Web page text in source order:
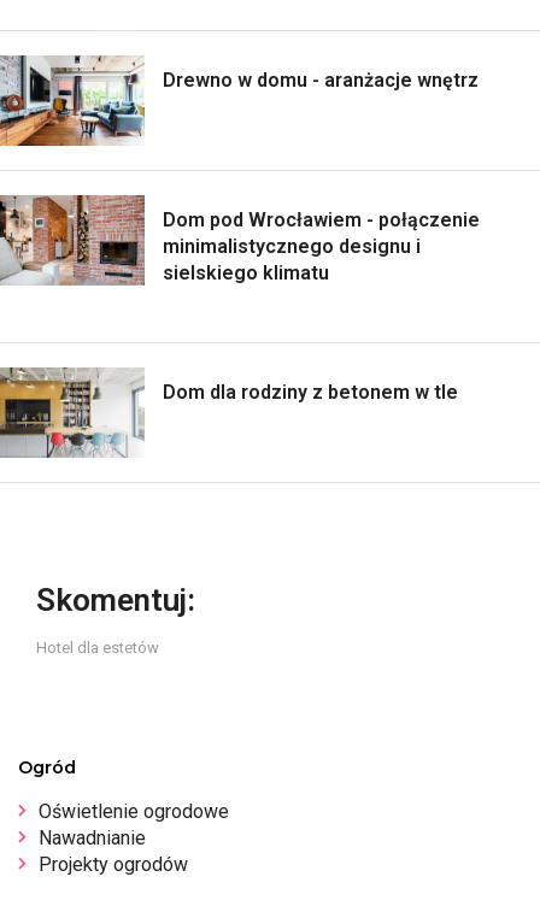
Drewno w domu - aranżacje wnętrz
Dom pod Wrocławiem - połączenie
minimalistycznego designu i
sielskiego klimatu
Dom dla rodziny z betonem w tle
Skomentuj:
Hotel dla estetów
Ogród
Oświetlenie ogrodowe
Nawadnianie
Projekty ogrodów